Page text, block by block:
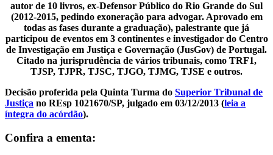
autor de 10 livros, ex-Defensor Público do Rio Grande do Sul
(2012-2015, pedindo exoneração para advogar. Aprovado em
todas as fases durante a graduação), palestrante que já
participou de eventos em 3 continentes e investigador do Centro
de Investigação em Justiça e Governação (JusGov) de Portugal.
Citado na jurisprudência de vários tribunais, como TRF1,
TJSP, TJPR, TJSC, TJGO, TJMG, TJSE e outros.
Decisão proferida pela Quinta Turma do Superior Tribunal de
Justiça no REsp 1021670/SP, julgado em 03/12/2013 (leia a
íntegra do acórdão).
Confira a ementa: